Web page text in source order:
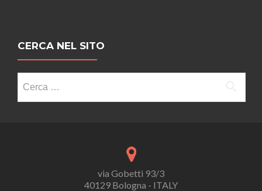
CERCA NEL SITO
per:
via Gobetti 93/3
40129 Bologna - ITALY